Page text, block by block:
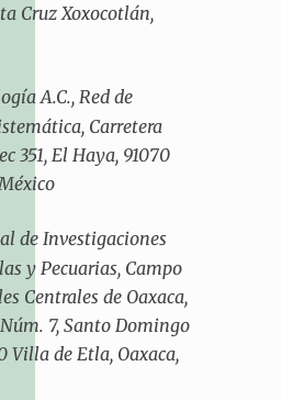
Cruz Xoxocotlán,
A.C., Red de
Carretera
351, El Haya, 91070
de Investigaciones
y Pecuarias, Campo
Centrales de Oaxaca,
7, Santo Domingo
Villa de Etla, Oaxaca,